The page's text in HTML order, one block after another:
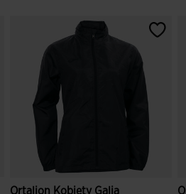
Ortalion Kobiety Galia